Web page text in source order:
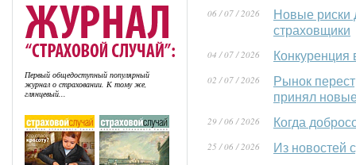
Первый общедоступный популярный
журнал о страховании. К тому же,
глянцевый...
06 / 07 / 2026
Новые риски
страховщики
04 / 07 / 2026 Конкуренция
02 / 07 / 2026
Рынок
принял
29 / 06 / 2026 Когда
25 / 06 / 2026 Из новостей